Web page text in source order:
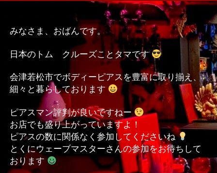
A
マ
ン
の
みなさま、おばんです。
日本のトム クルーズことタマです
会津若松市でボディーピアスを豊富に取り揃え、
細々と暮らしております
ピアスマン評判が良いですねー
お店でも盛り上がっていますよ！
ピアスの数に関係なく参加してくださいね
とくにウェーブマスターさんの参加をお待ちして
おります